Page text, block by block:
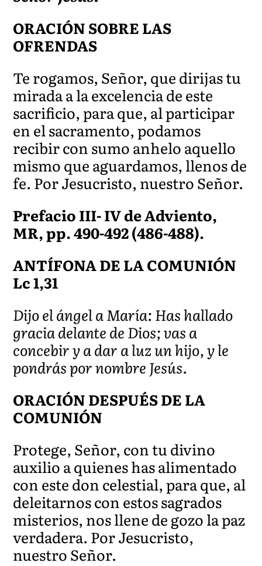
ORACIÓN SOBRE LAS
OFRENDAS
Te rogamos, Señor, que dirijas tu
mirada a la excelencia de este
sacrificio, para que, al participar
en el sacramento, podamos
recibir con sumo anhelo aquello
mismo que aguardamos, llenos de
fe. Por Jesucristo, nuestro Señor.
Prefacio III- IV de Adviento,
MR, pp. 490-492 (486-488).
ANTÍFONA DE LA COMUNIÓN
Lc 1,31
Dijo el ángel a María: Has hallado
gracia delante de Dios; vas a
concebir y a dar a luz un hijo, y le
pondrás por nombre Jesús.
ORACIÓN DESPUÉS DE LA
COMUNIÓN
Protege, Señor, con tu divino
auxilio a quienes has alimentado
con este don celestial, para que, al
deleitarnos con estos sagrados
misterios, nos llene de gozo la paz
verdadera. Por Jesucristo,
nuestro Señor.